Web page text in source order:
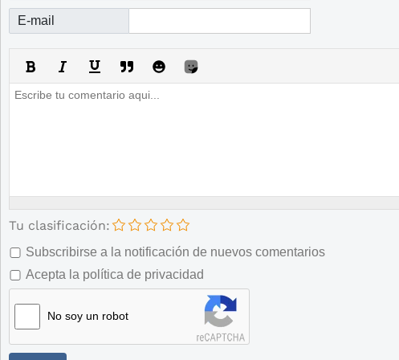
E-mail
Tu clasificación:
Subscribirse a la notificación de nuevos comentarios
Acepta la política de privacidad
No soy un robot